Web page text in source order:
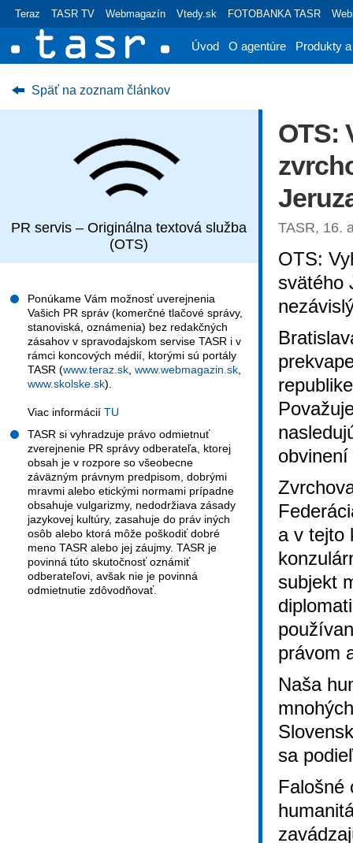
Teraz TASR TV Webmagazín Vtedy.sk FOTOBANKA TASR
Úvod O agentúre Produkty
Späť na zoznam článkov
PR servis – Originálna textová služba
(OTS)
Ponúkame Vám možnosť uverejnenia
Vašich PR správ (komerčné tlačové správy,
stanoviská, oznámenia) bez redakčných
zásahov v spravodajskom servise TASR i v
rámci koncových médií, ktorými sú portály
TASR (www.teraz.sk www.webmagazin.sk
www.skolske.sk).
Viac informácií TU
TASR si vyhradzuje právo odmietnuť
zverejnenie PR správy odberateľa, ktorej
obsah je v rozpore so všeobecne
záväzným právnym predpisom, dobrými
mravmi alebo etickými normami prípadne
obsahuje vulgarizmy, nedodržiava zásady
jazykovej kultúry, zasahuje do práv iných
osôb alebo ktorá môže poškodiť dobré
meno TASR alebo jej záujmy. TASR je
povinná túto skutočnosť oznámiť
odberateľovi, avšak nie je povinná
odmietnutie zdôvodňovať.
OTS:
TASR, 16.
OTS:
svätého
a v tejto
subjekt
právom
Naša
sa
Falošné